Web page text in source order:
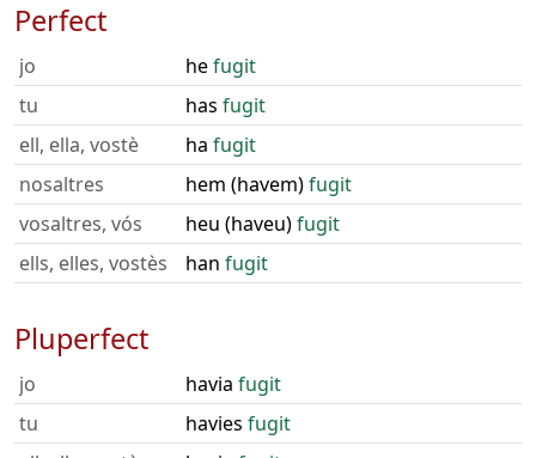
Perfect
jo hefugit
tu
has fugit
ell, ella, vostè
ha fugit
nosaltres
hem (havem)fugit
vosaltres, vós
heu (haveu)fugit
ells, elles, vostès
han fugit
Pluperfect
jo havia fugit
tu
havies fugit